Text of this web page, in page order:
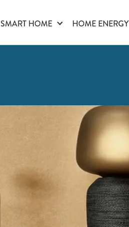
SMART HOME HOME ENERGY